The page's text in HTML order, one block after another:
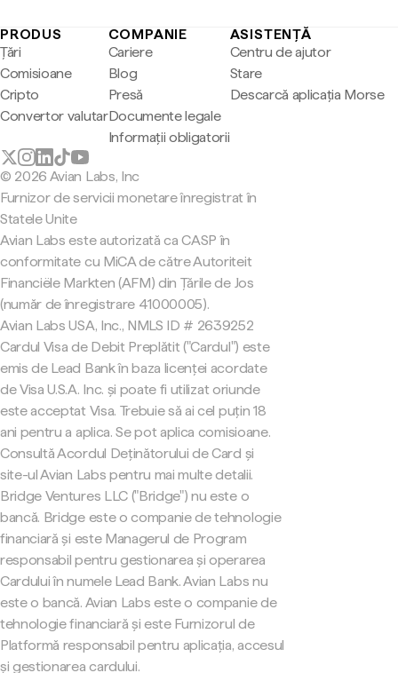
PRODUS
Țări
Comisioane
Cripto
Convertor valutar
COMPANIE
Cariere
Blog
Presă
Documente legale
Informații obligatorii
ASISTENȚĂ
Centru de ajutor
Stare
Descarcă aplicația Morse
© 2026 Avian Labs, Inc
Furnizor de servicii monetare înregistrat în
Statele Unite
Avian Labs este autorizată ca CASP în
conformitate cu MiCA de către Autoriteit
Financiële Markten (AFM) din Țările de Jos
(număr de înregistrare 41000005).
Avian Labs USA, Inc., NMLS ID # 2639252
Cardul Visa de Debit Preplătit ("Cardul") este
emis de Lead Bank în baza licenței acordate
de Visa U.S.A. Inc. și poate fi utilizat oriunde
este acceptat Visa. Trebuie să ai cel puțin 18
ani pentru a aplica. Se pot aplica comisioane.
Consultă Acordul Deținătorului de Card și
site-ul Avian Labs pentru mai multe detalii.
Bridge Ventures LLC ("Bridge") nu este o
bancă. Bridge este o companie de tehnologie
financiară și este Managerul de Program
responsabil pentru gestionarea și operarea
Cardului în numele Lead Bank. Avian Labs nu
este o bancă. Avian Labs este o companie de
tehnologie financiară și este Furnizorul de
Platformă responsabil pentru aplicația, accesul
și gestionarea cardului.